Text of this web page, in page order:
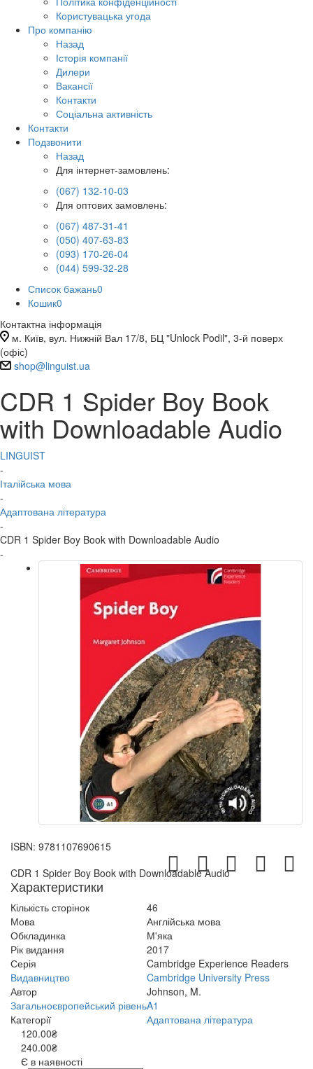
Користувацька угода
Про компанію
Назад
Історія компанії
Дилери
Вакансії
Контакти
Соціальна активність
Контакти
Подзвонити
Назад
Для інтернет-замовлень:
(067) 132-10-03
Для оптових замовлень:
(067) 487-31-41
(050) 407-63-83
(093) 170-26-04
(044) 599-32-28
Список бажань0
Кошик0
Контактна інформація
м. Київ, вул. Нижній Вал 17/8, БЦ "Unlock Podil", 3-й поверх
(офіс)
shop@linguist.ua
CDR 1 Spider Boy Book
with Downloadable Audio
LINGUIST
-
Італійська мова
-
Адаптована література
-
CDR 1 Spider Boy Book with Downloadable Audio
-
ISBN: 9781107690615
CDR 1 Spider Boy Book with Downloadable Audio
Характеристики
Кількість сторінок
46
Мова
Англійська мова
Обкладинка
М'яка
Рік видання
2017
Серія
Cambridge Experience Readers
Видавництво
Cambridge University Press
Автор
Johnson, M.
Загальноєвропейський рівеньA1
Категорії
Адаптована література
120.00₴
240.00₴
Є в наявності